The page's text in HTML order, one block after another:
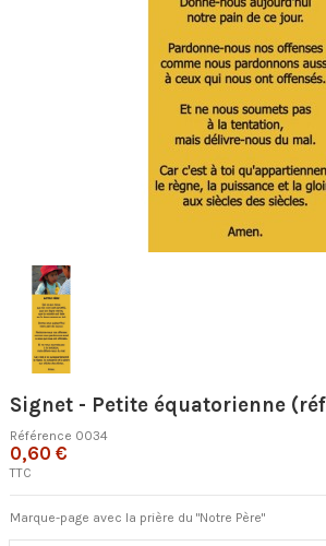
Signet - Petite équatorienne
Référence 0034
0,60 €
TTC
Marque-page avec la prière du "Notre Père"